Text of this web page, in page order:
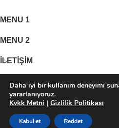
MENU 1
MENU 2
İLETİŞİM
Adres: Neusser Straße 553 D-50737
Telefon: +49 (0)221 316010
Daha iyi bir kullanım deneyimi
yararlanıyoruz.
Kvkk Metni | Gizlilik Politikası
Kabul et Reddet